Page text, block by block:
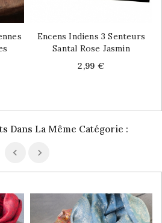
Encens Indiens 3 Senteurs
Santal Rose Jasmin
Price
2,99 €
Dans La Même Catégorie :